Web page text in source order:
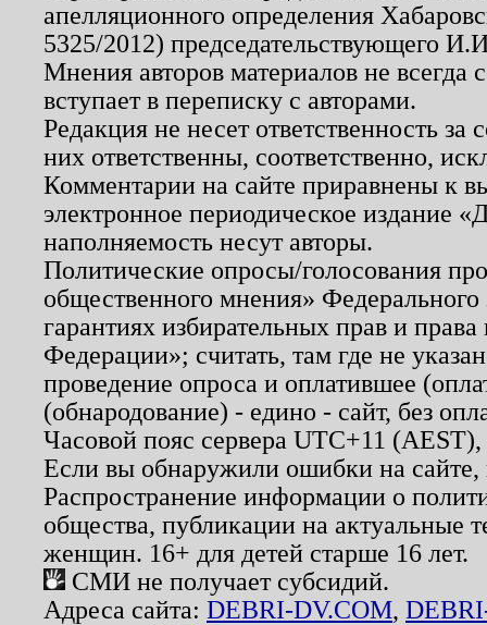
апелляционного определения
5325/2012) председательствующего
Мнения авторов материалов не
вступает в переписку с авторами.
Редакция не несет ответственность
них ответственны, соответственно,
Комментарии на сайте приравнены к
электронное периодическое издание
наполняемость несут авторы.
Политические опросы/голосования
общественного мнения»
гарантиях избирательных прав и
Федерации»; считать, там где не
проведение опроса и оплатившее
(обнародование) - едино - сайт, без
Часовой пояс сервера UTC+11
Если вы обнаружили ошибки на
Распространение информации о
общества, публикации на актуальные
женщин. 16+ для детей старше 16 лет.
СМИ не получает субсидий.
Адреса сайта: DEBRI-DV.COM,